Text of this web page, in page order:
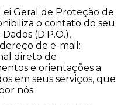
Geral de Proteção de
o contato do seu
(D.P.O.),
de e-mail:
direto de
e orientações a
em seus serviços, que
nós.